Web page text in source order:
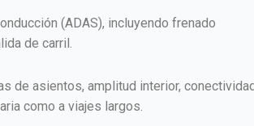
(ADAS), incluyendo frenado
de carril.
de asientos, amplitud interior,
como a viajes largos.